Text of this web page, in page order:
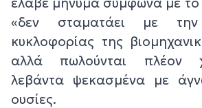
«δεν σταματάει με την
κυκλοφορίας της
αλλά πωλούνται πλέον
λεβάντα ψεκασμένα με
ουσίες.